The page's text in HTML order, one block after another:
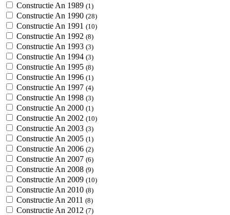
Constructie An 1989 (1)
Constructie An 1990 (28)
Constructie An 1991 (10)
Constructie An 1992 (8)
Constructie An 1993 (3)
Constructie An 1994 (3)
Constructie An 1995 (8)
Constructie An 1996 (1)
Constructie An 1997 (4)
Constructie An 1998 (3)
Constructie An 2000 (1)
Constructie An 2002 (10)
Constructie An 2003 (3)
Constructie An 2005 (1)
Constructie An 2006 (2)
Constructie An 2007 (6)
Constructie An 2008 (9)
Constructie An 2009 (10)
Constructie An 2010 (8)
Constructie An 2011 (8)
Constructie An 2012 (7)